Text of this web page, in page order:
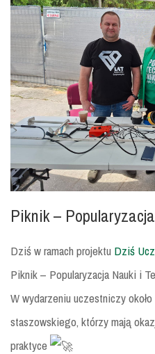
Piknik –
Dziś w ramach projektu Dziś
Piknik – Popularyzacja Nauki i
W wydarzeniu uczestniczy
staszowskiego, którzy mają
praktyce